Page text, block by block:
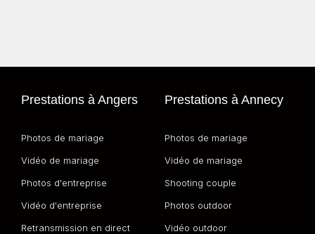
Prestations à Angers
Photos de mariage
Vidéo de mariage
Photos d'entreprise
Vidéo d'entreprise
Retransmission en direct
Prestations à Annecy
Photos de mariage
Vidéo de mariage
Shooting couple
Photos outdoor
Vidéo outdoor